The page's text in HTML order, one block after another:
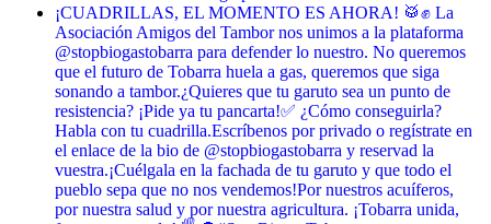
¡CUADRILLAS, EL MOMENTO ES AHORA! 🥁✊ La
Asociación Amigos del Tambor nos unimos a la plataforma
@stopbiogastobarra para defender lo nuestro. No queremos
que el futuro de Tobarra huela a gas, queremos que siga
sonando a tambor. ​¿Quieres que tu garuto sea un punto de
resistencia? ¡Pide ya tu pancarta! ​✅ ¿Cómo conseguirla? ​
Habla con tu cuadrilla. ​Escríbenos por privado o regístrate en
el enlace de la bio de @stopbiogastobarra y reservad la
vuestra. ​¡Cuélgala en la fachada de tu garuto y que todo el
pueblo sepa que no nos vendemos! ​Por nuestros acuíferos,
por nuestra salud y por nuestra agricultura. ¡Tobarra unida,